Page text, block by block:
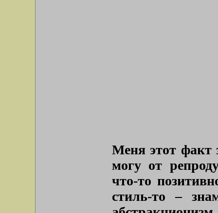
Меня этот факт
могу от
что-то
стиль-то –